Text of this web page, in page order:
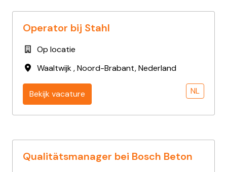
Operator bij Stahl
Op locatie
Waaltwijk,Noord-Brabant,Nederland
Bekijk vacature NL
Qualitätsmanager bei Bosch Beton